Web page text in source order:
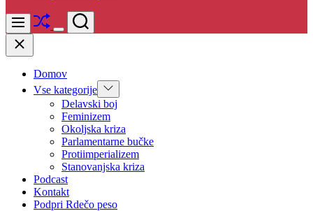
Menu Shuffle
Switch
Search
Close
Domov
Vse kategorije Show
sub
menu
Delavski boj
Feminizem
Okoljska kriza
Parlamentarne bučke
Protiimperializem
Stanovanjska kriza
Podcast
Kontakt
Podpri Rdečo peso